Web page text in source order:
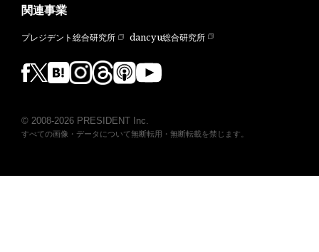
関連事業
プレジデント総合研究所 dancyu総合研究所
© 2008-2026 PRESIDENT Inc.
すべての画像・データについて無断転用・無断転載を禁じます。